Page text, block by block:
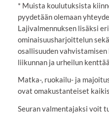
* Muista koulutuksista
pyydetään olemaan
Lajivalmennuksen lisäksi
ominaisuusharjoittelun
osallisuuden
liikunnan ja urheilun kenttää.
Matka-, ruokailu- ja
ovat omakustanteiset
Seuran valmentajaksi voit